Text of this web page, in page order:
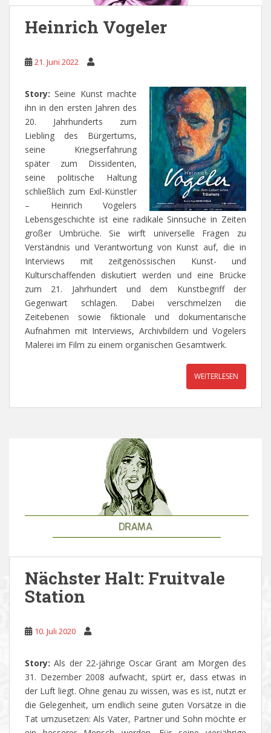
Heinrich Vogeler
21. Juni 2022
Story:Seine Kunst machte
ihn in den ersten Jahren des
20. Jahrhunderts zum
Liebling des Bürgertums,
seine Kriegserfahrung
später zum Dissidenten,
seine politische Haltung
schließlich zum Exil-Künstler
– Heinrich Vogelers
Lebensgeschichte ist eine radikale Sinnsuche in Zeiten
großer Umbrüche. Sie wirft universelle Fragen zu
Verständnis und Verantwortung von Kunst auf, die in
Interviews mit zeitgenössischen Kunst- und
Kulturschaffenden diskutiert werden und eine Brücke
zum 21. Jahrhundert und dem Kunstbegriff der
Gegenwart schlagen. Dabei verschmelzen die
Zeitebenen sowie fiktionale und dokumentarische
Aufnahmen mit Interviews, Archivbildern und Vogelers
Malerei im Film zu einem organischen Gesamtwerk.
WEITERLESEN
Nächster Halt: Fruitvale
Station
10. Juli 2020
Story: Als der 22-jährige Oscar Grant am Morgen des
31. Dezember 2008 aufwacht, spürt er, dass etwas in
der Luft liegt. Ohne genau zu wissen, was es ist, nutzt er
die Gelegenheit, um endlich seine guten Vorsätze in die
Tat umzusetzen: Als Vater, Partner und Sohn möchte er